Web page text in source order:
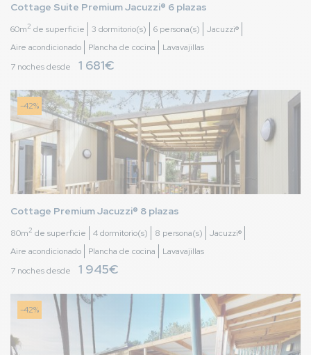
Cottage Suite Premium Jacuzzi® 6 plazas
60m2 de superficie 3 dormitorio(s) 6 persona(s)
Jacuzzi®
Aire acondicionado
Plancha de cocina
Lavavajillas
7 noches desde
1 681€
-42%
Cottage Premium Jacuzzi® 8 plazas
80m2 de superficie 4 dormitorio(s) 8 persona(s)
Jacuzzi®
Aire acondicionado
Plancha de cocina
Lavavajillas
7 noches desde
1 945€
-42%